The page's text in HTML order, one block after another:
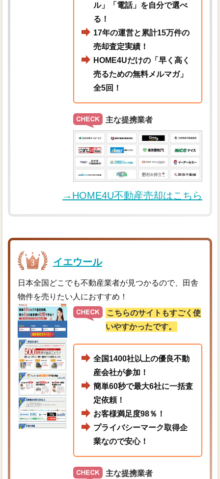
ル」「電話」を自分で選べ
る！
17年の運営と累計15万件の
売却査定実績！
HOME4Uだけの「早く高く
売るための無料メルマガ」
全5回！
主な提携業者
→HOME4U不動産売却はこちら
イエウール
日本全国どこでも不動産業者が見つかるので、田舎
物件を売りたい人におすすめ！
こちらのサイトもすごく使
いやすかったです。
全国1400社以上の優良不動
産会社が参加！
簡単60秒で最大6社に一括査
定依頼！
お客様満足度98％！
プライバシーマーク取得企
業なので安心！
主な提携業者